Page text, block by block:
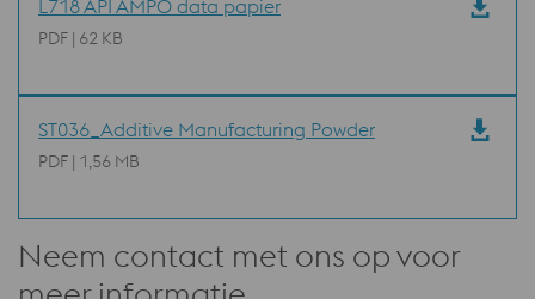
L718 API AMPO data papier
PDF | 62 KB
ST036_Additive Manufacturing Powder
PDF | 1,56 MB
Neem contact met ons op voor